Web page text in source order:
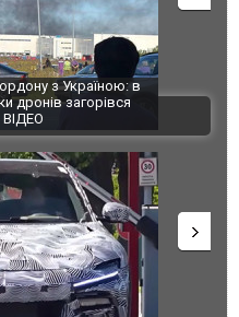
з Україною: в
дронів загорівся
"Мої